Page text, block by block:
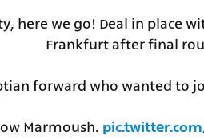
here we go! Deal in place
Frankfurt after final
forward who wanted to
Marmoush.